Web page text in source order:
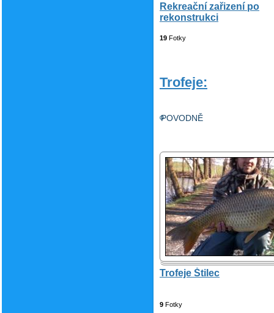
Rekreační zařizení po
rekonstrukci
19 Fotky
Trofeje:
POVODNĚ
Trofeje Štilec
9 Fotky